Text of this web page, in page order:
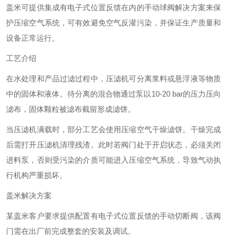
盖米可提供集成有电子式位置反馈在内的手动球阀解决方案来保
护压缩空气系统，可有效避免空气反灌污染，并保证生产质量和
设备正常运行。
工艺介绍
在水处理和产品过滤过程中，压滤机可分离浆料或悬浮液等物质
中的固体和液体。待分离的混合物通过泵以10-20 bar的压力压向
滤布，固体颗粒被滤布截留形成滤饼。
当压滤机满载时，部分工艺会使用压缩空气干燥滤饼。干燥完成
后需打开压滤机清理残渣。此时若阀门处于开启状态，必须关闭
进料泵，否则受污染的介质可能进入压缩空气系统，导致气动执
行机构严重损坏。
盖米解决方案
某盖米客户要求提供配置有电子式位置反馈的手动切断阀，该阀
门需在出厂前完成整套的安装及调试。